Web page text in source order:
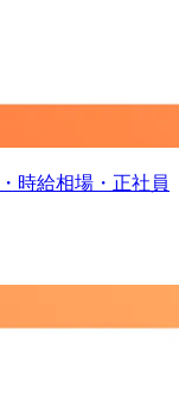
時給相場・正社員